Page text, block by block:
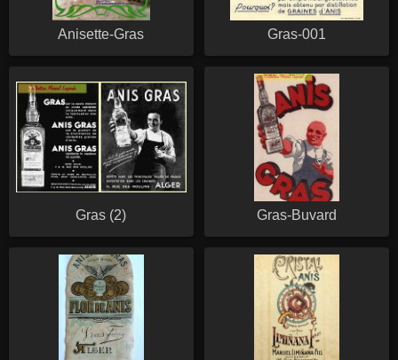
Anisette-Gras Gras-001
Gras (2) Gras-Buvard